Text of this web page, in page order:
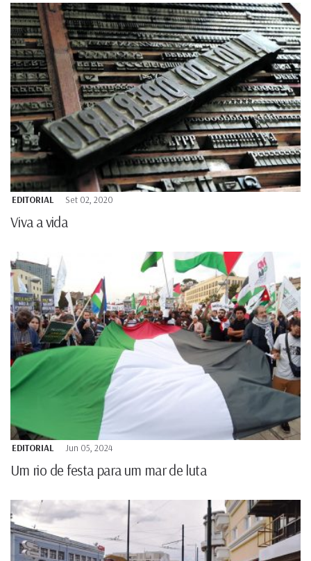
EDITORIAL Set 02, 2020
Viva a vida
EDITORIAL Jun 05, 2024
Um rio de festa para um mar de luta